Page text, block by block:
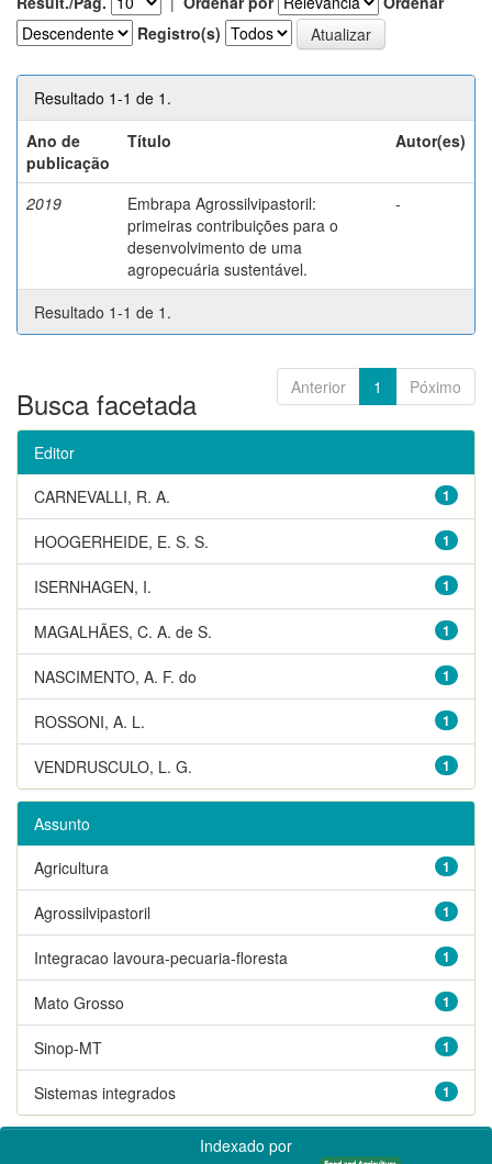
Registro(s)
Resultado 1-1 de 1.
Ano de
publicação
Título Autor(es)
2019
Embrapa Agrossilvipastoril:
primeiras contribuições para o
desenvolvimento de uma
agropecuária sustentável.
-
Resultado 1-1 de 1.
Anterior 1 Póximo
Busca facetada
Editor
1
CARNEVALLI, R. A.
1
HOOGERHEIDE, E. S. S.
1
ISERNHAGEN, I.
1
MAGALHÃES, C. A. de S.
1
NASCIMENTO, A. F. do
1
ROSSONI, A. L.
1
VENDRUSCULO, L. G.
Assunto
1
Agricultura
1
Agrossilvipastoril
1
Integracao lavoura-pecuaria-floresta
1
Mato Grosso
1
Sinop-MT
1
Sistemas integrados
Indexado por